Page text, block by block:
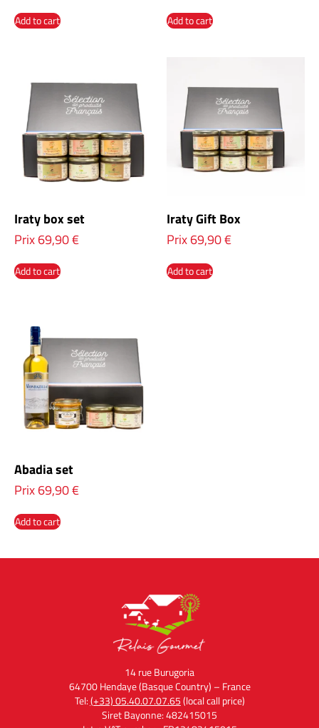
Add to cart Add to cart
Iraty box set
Prix69,90€
Add to cart
Iraty Gift Box
Prix69,90€
Add to cart
Abadia set
Prix69,90€
Add to cart
14 rue Burugoria
64700 Hendaye (Basque Country) – France
Tel:(+33) 05.40.07.07.65(local call price)
Siret Bayonne: 482415015